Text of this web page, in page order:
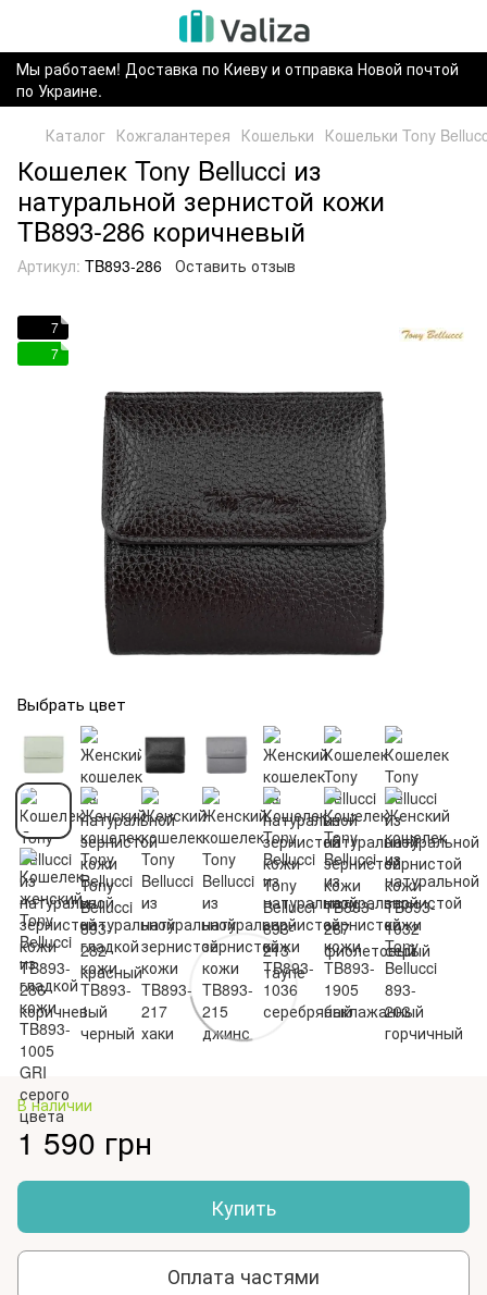
Мы работаем! Доставка по Киеву и отправка Новой почтой
по Украине.
Каталог Кожгалантерея Кошельки Кошельки Tony
Кошелек Tony Bellucci из
натуральной зернистой кожи
TB893-286 коричневый
Артикул: TB893-286 Оставить отзыв
7
7
Выбрать цвет
В наличии
1 590 грн
Купить
Оплата частями